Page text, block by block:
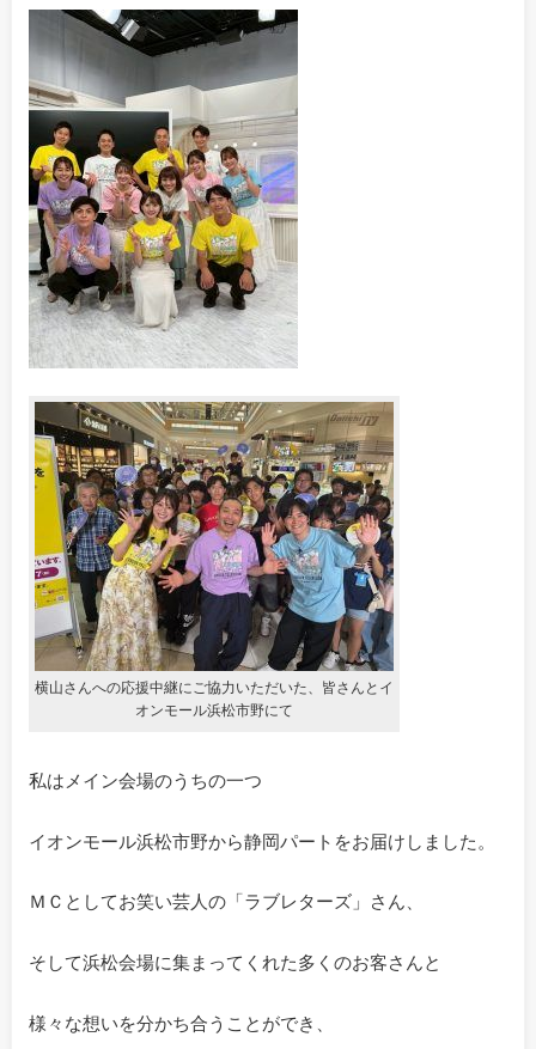
横山さんへの応援中継にご協力いただいた、皆さんとイ
オンモール浜松市野にて
私はメイン会場のうちの一つ
イオンモール浜松市野から静岡パートをお届けしました。
ＭＣとしてお笑い芸人の「ラブレターズ」さん、
そして浜松会場に集まってくれた多くのお客さんと
様々な想いを分かち合うことができ、